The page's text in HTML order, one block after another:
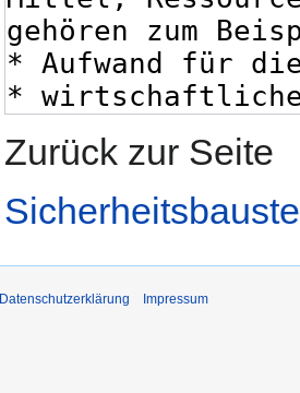
Zurück zur Seite
Datenschutzerklärung Impressum